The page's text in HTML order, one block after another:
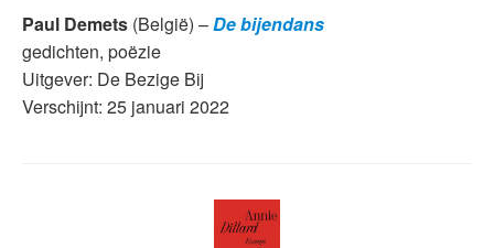
Paul Demets (België) –De bijendans
gedichten, poëzie
Uitgever: De Bezige Bij
Verschijnt: 25 januari 2022